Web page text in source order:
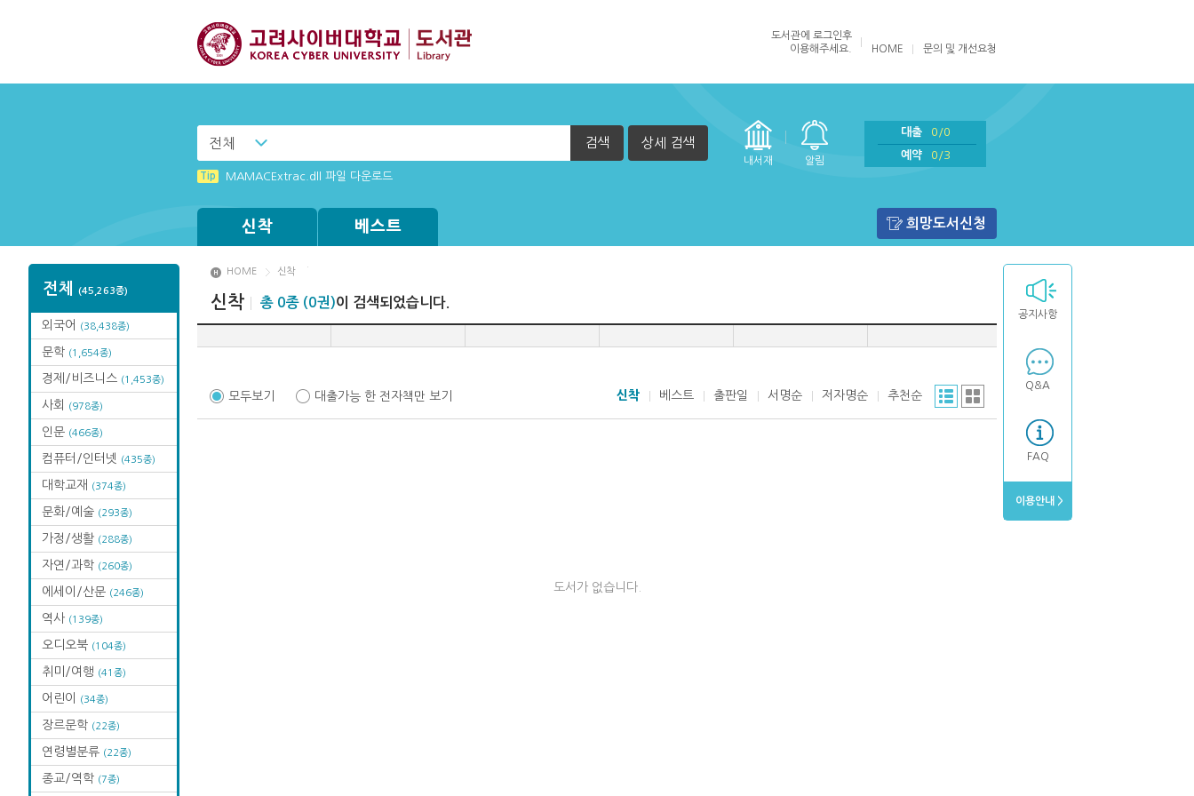
도서관에 로그인후
이용해주세요.
HOME 문의 및 개선요청
전체 검색 상세 검색
내서재 알림
대출
0/0
예약
0/3
Tip MAMACExtrac.dll 파일 다운로드
신착 베스트 희망도서신청
전체 (45,263종)
외국어 (38,438종)
문학 (1,654종)
경제/비즈니스 (1,453종)
사회 (978종)
인문 (466종)
컴퓨터/인터넷 (435종)
대학교재 (374종)
문화/예술 (293종)
가정/생활 (288종)
자연/과학 (260종)
에세이/산문 (246종)
역사 (139종)
오디오북 (104종)
취미/여행 (41종)
어린이 (34종)
장르문학 (22종)
연령별분류 (22종)
종교/역학 (7종)
공지사항
Q&A
FAQ
이용안내 >
HOME 신착
신착 총 0종 (0권)이 검색되었습니다.
모두보기 대출가능 한 전자책만 보기 신착 베스트 출판일 서명순 저자명순 추천순
도서가 없습니다.